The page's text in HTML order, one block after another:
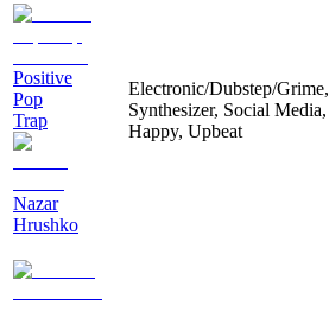
Positive
Pop
Trap
Nazar
Hrushko
Electronic/Dubstep/Grime,
Synthesizer, Social Media,
Happy, Upbeat